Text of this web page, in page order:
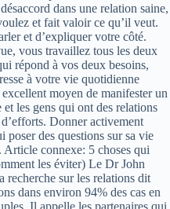
dans une relation saine,
et fait valoir ce qu’il veut.
et d’expliquer votre côté.
vous travaillez tous les deux
répond à vos deux besoins,
à votre vie quotidienne
moyen de manifester un
les gens qui ont des relations
Donner activement
poser des questions sur sa vie
connexe: 5 choses qui
les éviter) Le Dr John
recherche sur les relations dit
dans environ 94% des cas en
Il appelle les partenaires qui